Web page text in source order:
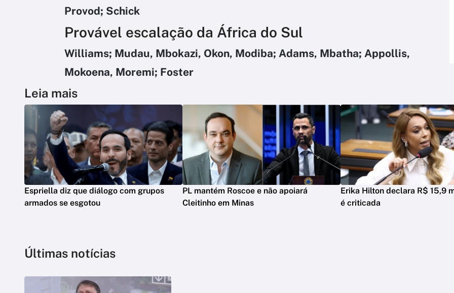
Provod; Schick
Provável escalação da África do Sul
Williams; Mudau, Mbokazi, Okon, Modiba; Adams, Mbatha; Appollis,
Mokoena, Moremi; Foster
Leia mais
Espriella diz que diálogo com grupos
armados se esgotou
PL mantém Roscoe e não apoiará
Cleitinho em Minas
Erika Hilton declara R$ 15,9
é criticada
Últimas notícias